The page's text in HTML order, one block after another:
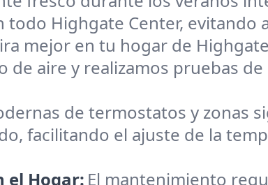
Highgate Center, evitando
mejor en tu hogar de
aire y realizamos pruebas
de termostatos y zonas
facilitando el ajuste de la
el Hogar: El mantenimiento